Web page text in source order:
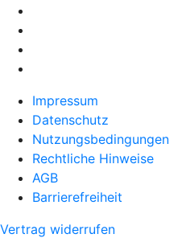
Impressum
Datenschutz
Nutzungsbedingungen
Rechtliche Hinweise
AGB
Barrierefreiheit
Vertrag widerrufen